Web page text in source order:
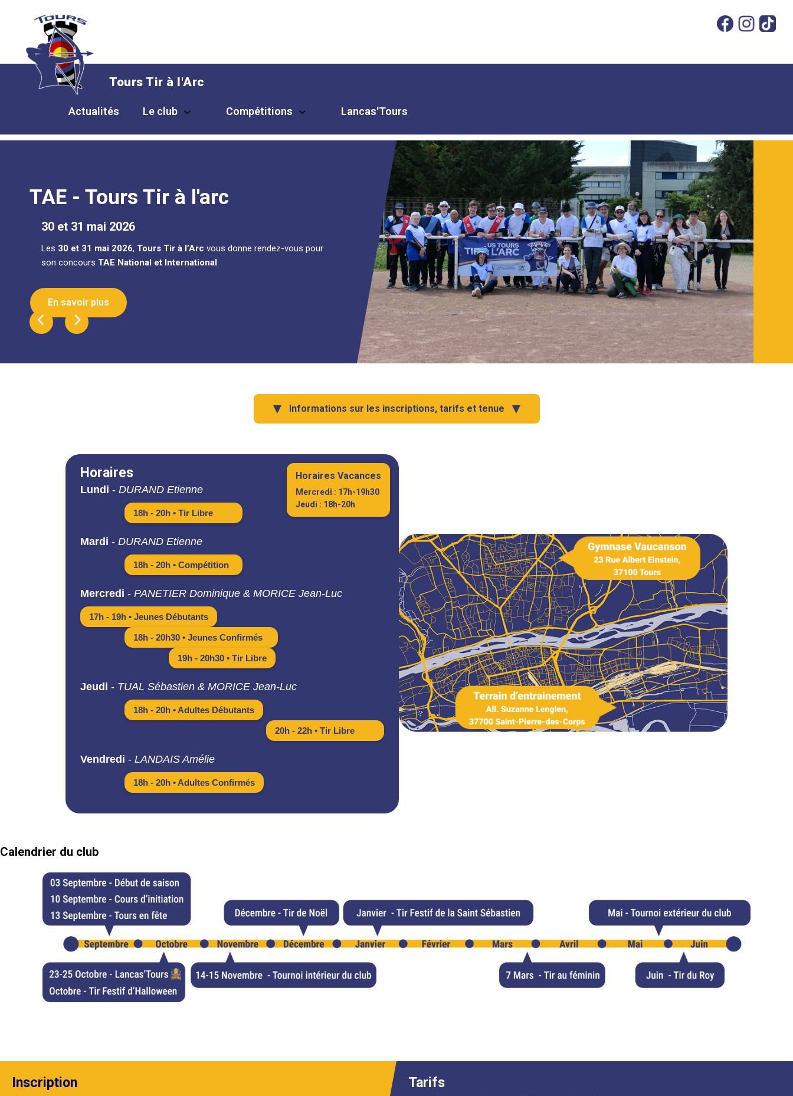
Tours Tir à l'Arc
Actualités Le club Compétitions Lancas'Tours
TAE - Tours Tir à l'arc
30 et 31 mai 2026
30 et 31 mai 2026,Tours Tir à l’Arc vous donne rendez-vous pour
son concoursTAE National et International.
En savoir plus
PrécédentSuivant
▼ Informations sur les inscriptions, tarifs et tenue ▼
Horaires
Lundi - DURAND Etienne
18h - 20h • Tir Libre
Mardi - DURAND Etienne
18h - 20h • Compétition
Mercredi - PANETIER Dominique & MORICE Jean-Luc
17h - 19h • Jeunes Débutants
18h - 20h30 • Jeunes Confirmés
19h - 20h30 • Tir Libre
Jeudi - TUAL Sébastien & MORICE Jean-Luc
18h - 20h • Adultes Débutants
20h - 22h • Tir Libre
Vendredi - LANDAIS Amélie
18h - 20h • Adultes Confirmés
Horaires Vacances
Mercredi : 17h-19h30
Jeudi : 18h-20h
Calendrier du club
Inscription Tarifs